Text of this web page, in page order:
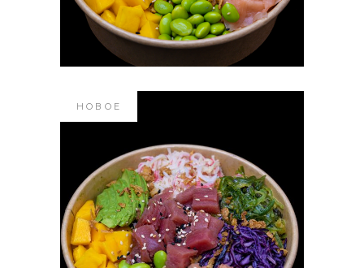
12.50€
В КОРЗИНУ
НОВОЕ
#144 ПОКЕ БОУЛ С
ТУНЦОМ